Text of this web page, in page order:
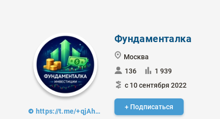
https://t.me/+qjAh5Jy2tWE0YTJi
Фундаменталка
Москва
136
1 939
с 10 сентября 2022
+ Подписаться